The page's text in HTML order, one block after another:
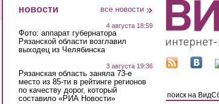
новости все новости
4 августа 18:59
Фото: аппарат губернатора
Рязанской области возглавил
выходец из Челябинска
3 августа 19:36
Рязанская область заняла 73-е
место из 85-ти в рейтинге регионов
по качеству дорог, который
составило «РИА Новости»